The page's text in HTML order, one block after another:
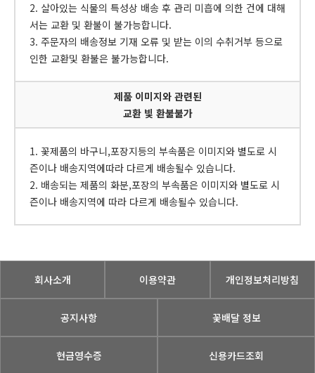
2. 살아있는 식물의 특성상 배송 후 관리 미흡에 의한 건에 대해
서는 교환 및 환불이 불가능합니다.
3. 주문자의 배송정보 기재 오류 및 받는 이의 수취거부 등으로
인한 교환및 환불은 불가능합니다.
제품 이미지와 관련된
교환 빛 환불불가
1. 꽃제품의 바구니,포장지등의 부속품은 이미지와 별도로 시
즌이나 배송지역에따라 다르게 배송될수 있습니다.
2. 배송되는 제품의 화분,포장의 부속품은 이미지와 별도로 시
즌이나 배송지역에 따라 다르게 배송될수 있습니다.
회사소개 이용약관 개인정보처리방침
공지사항 꽃배달 정보
현금영수증 신용카드조회